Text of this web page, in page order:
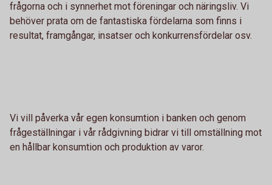
frågorna och i synnerhet mot föreningar och näringsliv. Vi
behöver prata om de fantastiska fördelarna som finns i
resultat, framgångar, insatser och konkurrensfördelar osv.
Vi vill påverka vår egen konsumtion i banken och genom
frågeställningar i vår rådgivning bidrar vi till omställning mot
en hållbar konsumtion och produktion av varor.